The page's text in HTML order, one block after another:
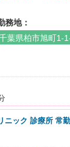
務地：
葉県柏市旭町1-
ニック 診療所 常